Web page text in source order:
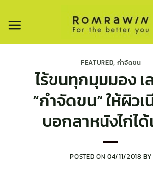
FEATURED, กำจัดขน
ไร้ขนทุกมุมมอง เ
“กำจัดขน” ให้ผิวเ
บอกลาหนังไก่ได้
POSTED ON 04/11/2018 BY